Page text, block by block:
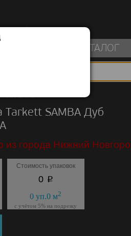
КАТАЛОГ
/SAMBA
Tarkett SAMBA Дуб
из города Нижний
Стоимость упаковок
0 p
0 уп.0 м2
с учётом 5% на подрезку